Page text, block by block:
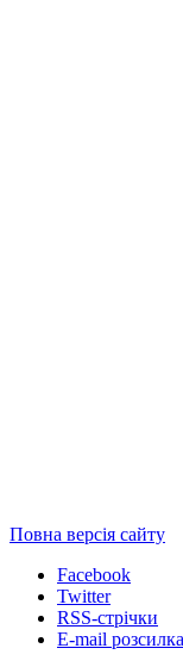
Повна версія сайту
Facebook
Twitter
RSS-стрічки
E-mail розсилка